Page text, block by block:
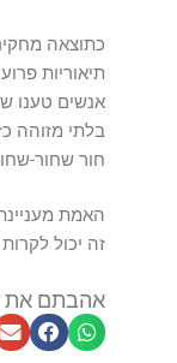
כתוצאה
תיאוריות
אנשים טענו
בלתי מזוהה
חור שחור-
האמת
זה יכול
אהבתם את